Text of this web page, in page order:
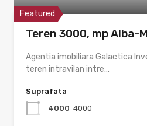
Featured
Teren 3000, mp Alba-
Agentia imobiliara Galactica
teren intravilan intre…
Suprafata
4000 4000